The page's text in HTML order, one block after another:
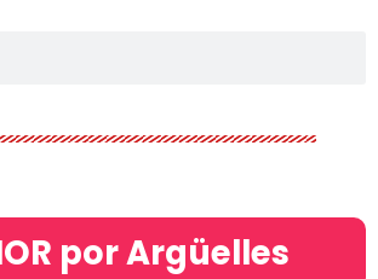
por Argüelles​